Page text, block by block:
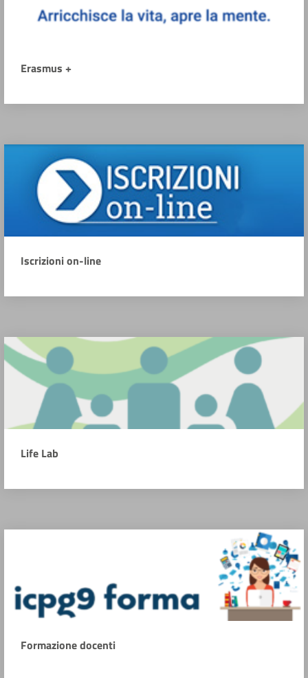
Erasmus +
Iscrizioni on-line
Life Lab
Formazione docenti